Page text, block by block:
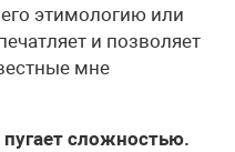
этимологию или
и позволяет
мне
сложностью.